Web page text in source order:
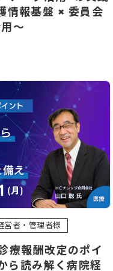
情報基盤 × 委員会
〜
者・管理者様
療報酬改定のポイ
ら読み解く病院経